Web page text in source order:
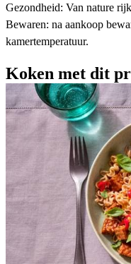
Gezondheid: Van nature
Bewaren: na aankoop
kamertemperatuur.
Koken met dit